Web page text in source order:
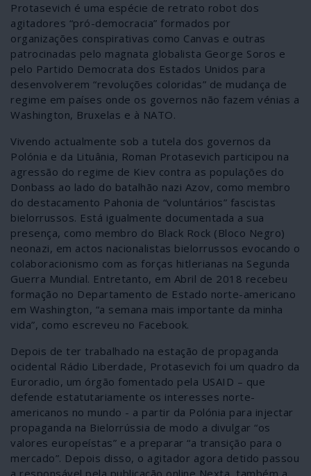
Protasevich é uma espécie de retrato robot dos
agitadores “pró-democracia” formados por
organizações conspirativas como Canvas e outras
patrocinadas pelo magnata globalista George Soros e
pelo Partido Democrata dos Estados Unidos para
desenvolverem “revoluções coloridas” de mudança de
regime em países onde os governos não fazem vénias a
Washington, Bruxelas e à NATO.
Vivendo actualmente sob a tutela dos governos da
Polónia e da Lituânia, Roman Protasevich participou na
agressão do regime de Kiev contra as populações do
Donbass ao lado do batalhão nazi Azov, como membro
do destacamento Pahonia de “voluntários” fascistas
bielorrussos. Está igualmente documentada a sua
presença, como membro do Black Rock (Bloco Negro)
neonazi, em actos nacionalistas bielorrussos evocando o
colaboracionismo com as forças hitlerianas na Segunda
Guerra Mundial. Entretanto, em Abril de 2018 recebeu
formação no Departamento de Estado norte-americano
em Washington, “a semana mais importante da minha
vida”, como escreveu no Facebook.
Depois de ter trabalhado na estação de propaganda
ocidental Rádio Liberdade, Protasevich foi um quadro da
Euroradio, um órgão fomentado pela USAID – que
defende estatutariamente os interesses norte-
americanos no mundo - a partir da Polónia para injectar
propaganda na Bielorrússia de modo a divulgar “os
valores europeístas” e a preparar “a transição para o
mercado”. Depois disso, o agitador agora detido passou